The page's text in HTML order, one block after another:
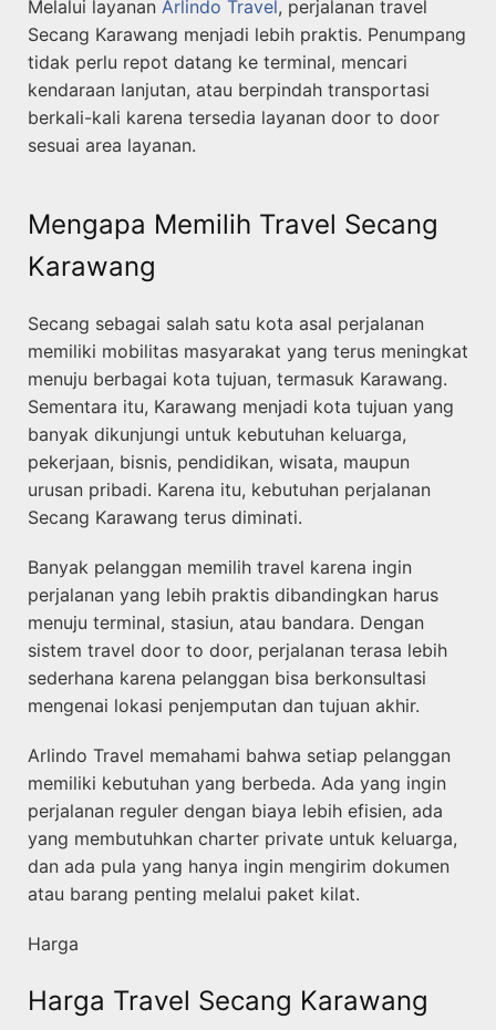
Melalui layanan Arlindo Travel, perjalanan travel
Secang Karawang menjadi lebih praktis. Penumpang
tidak perlu repot datang ke terminal, mencari
kendaraan lanjutan, atau berpindah transportasi
berkali-kali karena tersedia layanan door to door
sesuai area layanan.
Mengapa Memilih Travel Secang
Karawang
Secang sebagai salah satu kota asal perjalanan
memiliki mobilitas masyarakat yang terus meningkat
menuju berbagai kota tujuan, termasuk Karawang.
Sementara itu, Karawang menjadi kota tujuan yang
banyak dikunjungi untuk kebutuhan keluarga,
pekerjaan, bisnis, pendidikan, wisata, maupun
urusan pribadi. Karena itu, kebutuhan perjalanan
Secang Karawang terus diminati.
Banyak pelanggan memilih travel karena ingin
perjalanan yang lebih praktis dibandingkan harus
menuju terminal, stasiun, atau bandara. Dengan
sistem travel door to door, perjalanan terasa lebih
sederhana karena pelanggan bisa berkonsultasi
mengenai lokasi penjemputan dan tujuan akhir.
Arlindo Travel memahami bahwa setiap pelanggan
memiliki kebutuhan yang berbeda. Ada yang ingin
perjalanan reguler dengan biaya lebih efisien, ada
yang membutuhkan charter private untuk keluarga,
dan ada pula yang hanya ingin mengirim dokumen
atau barang penting melalui paket kilat.
Harga
Harga Travel Secang Karawang